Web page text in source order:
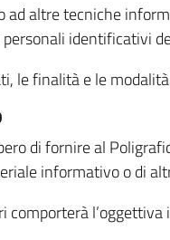
ad altre tecniche
identificativi
le finalità e le
di fornire al
informativo o di